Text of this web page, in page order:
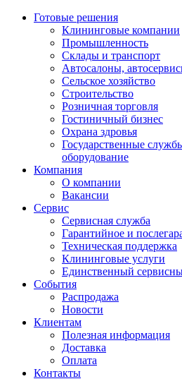
Готовые решения
Клининговые компании
Промышленность
Склады и транспорт
Автосалоны,
Сельское хозяйство
Строительство
Розничная торговля
Гостиничный бизнес
Охрана здровья
Государственные
оборудование
Компания
О компании
Вакансии
Сервис
Сервисная служба
Гарантийное и
Техническая поддержка
Клининговые услуги
Единственный
События
Распродажа
Новости
Клиентам
Полезная информация
Доставка
Оплата
Контакты